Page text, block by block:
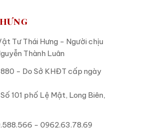
Tư Thái Hưng - Người chịu
Thành Luân
- Do Sở KHĐT cấp ngày
101 phố Lệ Mật, Long Biên,
- 0962.63.78.69